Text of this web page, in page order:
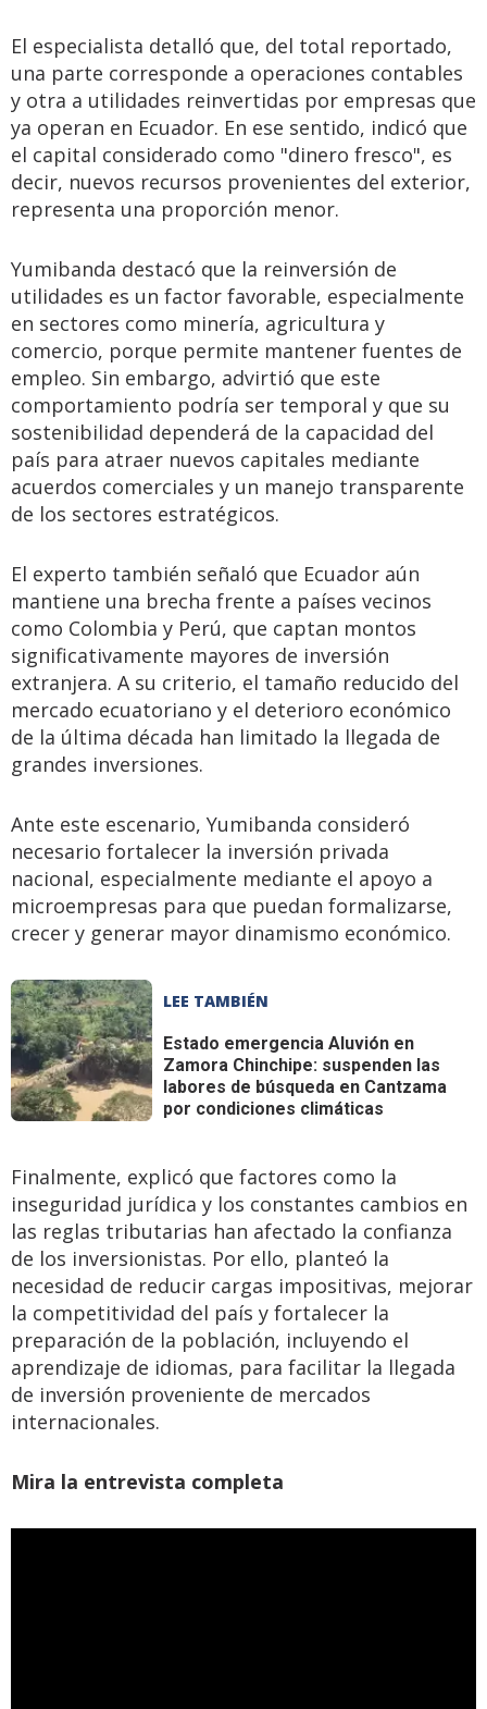
El especialista detalló que, del total reportado,
una parte corresponde a operaciones contables
y otra a utilidades reinvertidas por empresas que
ya operan en Ecuador. En ese sentido, indicó que
el capital considerado como "dinero fresco", es
decir, nuevos recursos provenientes del exterior,
representa una proporción menor.
Yumibanda destacó que la reinversión de
utilidades es un factor favorable, especialmente
en sectores como minería, agricultura y
comercio, porque permite mantener fuentes de
empleo. Sin embargo, advirtió que este
comportamiento podría ser temporal y que su
sostenibilidad dependerá de la capacidad del
país para atraer nuevos capitales mediante
acuerdos comerciales y un manejo transparente
de los sectores estratégicos.
El experto también señaló que Ecuador aún
mantiene una brecha frente a países vecinos
como Colombia y Perú, que captan montos
significativamente mayores de inversión
extranjera. A su criterio, el tamaño reducido del
mercado ecuatoriano y el deterioro económico
de la última década han limitado la llegada de
grandes inversiones.
Ante este escenario, Yumibanda consideró
necesario fortalecer la inversión privada
nacional, especialmente mediante el apoyo a
microempresas para que puedan formalizarse,
crecer y generar mayor dinamismo económico.
LEE TAMBIÉN
Estado emergencia Aluvión en
Zamora Chinchipe: suspenden las
labores de búsqueda en Cantzama
por condiciones climáticas
Finalmente, explicó que factores como la
inseguridad jurídica y los constantes cambios en
las reglas tributarias han afectado la confianza
de los inversionistas. Por ello, planteó la
necesidad de reducir cargas impositivas, mejorar
la competitividad del país y fortalecer la
preparación de la población, incluyendo el
aprendizaje de idiomas, para facilitar la llegada
de inversión proveniente de mercados
internacionales.
Mira la entrevista completa